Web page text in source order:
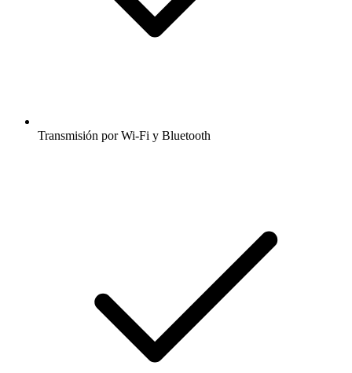
Transmisión por Wi-Fi y Bluetooth